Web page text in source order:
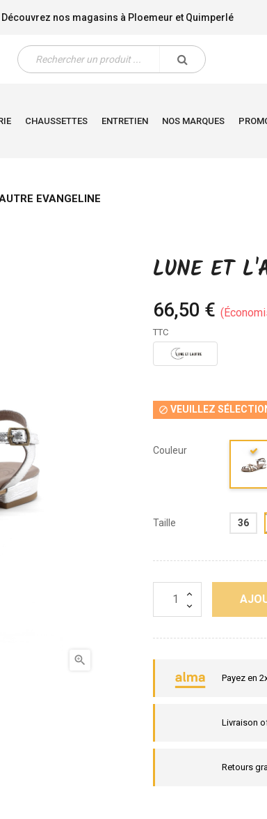
Découvrez nos magasins à Ploemeur et Quimperlé
CHAUSSETTES ENTRETIEN NOS MARQUES
EVANGELINE

LUNE ET
66,50 €
TTC
 VEUILLEZ
Couleur
Taille 36
Payez en
Livraison
Retours